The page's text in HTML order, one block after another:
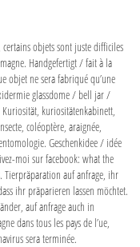
objets sont juste difficiles
Handgefertigt / fait à la
objet ne sera fabriqué qu’une
glassdome / bell jar /
kuriositätenkabinett,
coléoptère, araignée,
Geschenkidee / idée
moi sur facebook: what the
Tierpräparation auf anfrage, ihr
ihr präparieren lassen möchtet.
auf anfrage auch in
dans tous les pays de l’ue,
sera terminée.